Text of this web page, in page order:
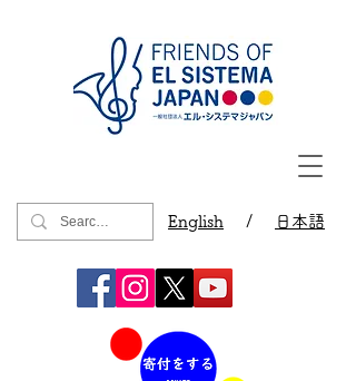
English / 日本語